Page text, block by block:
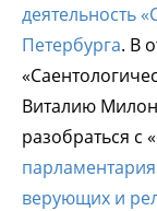
деятельность
Петербурга. В
Виталию
разобраться с
верующих и